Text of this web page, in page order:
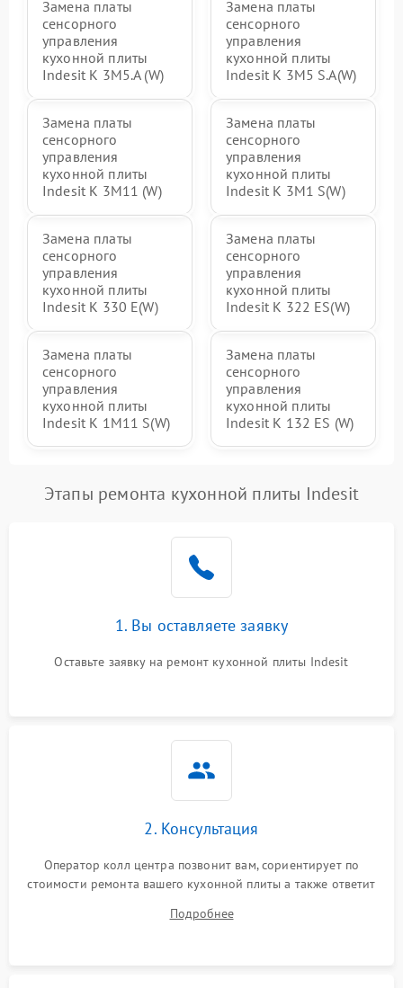
Замена платы
сенсорного
управления
кухонной плиты
Indesit K 3M5.A (W)
Замена платы
сенсорного
управления
кухонной плиты
Indesit K 3M5 S.A(W)
Замена платы
сенсорного
управления
кухонной плиты
Indesit K 3M11 (W)
Замена платы
сенсорного
управления
кухонной плиты
Indesit K 3M1 S(W)
Замена платы
сенсорного
управления
кухонной плиты
Indesit K 330 E(W)
Замена платы
сенсорного
управления
кухонной плиты
Indesit K 322 ES(W)
Замена платы
сенсорного
управления
кухонной плиты
Indesit K 1M11 S(W)
Замена платы
сенсорного
управления
кухонной плиты
Indesit K 132 ES (W)
Этапы ремонта кухонной плиты Indesit
1. Вы оставляете заявку
Оставьте заявку на ремонт кухонной плиты Indesit
2. Консультация
Оператор колл центра позвонит вам, сориентирует по
стоимости ремонта вашего кухонной плиты а также ответит
Подробнее